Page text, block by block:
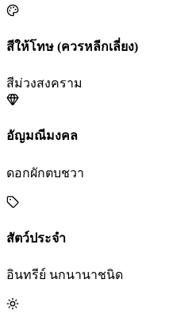
สีให้โทษ (ควรหลีกเลี่ยง)
สีม่วงสงคราม
อัญมณีมงคล
ดอกผักตบชวา
สัตว์ประจำ
อินทรีย์ นกนานาชนิด